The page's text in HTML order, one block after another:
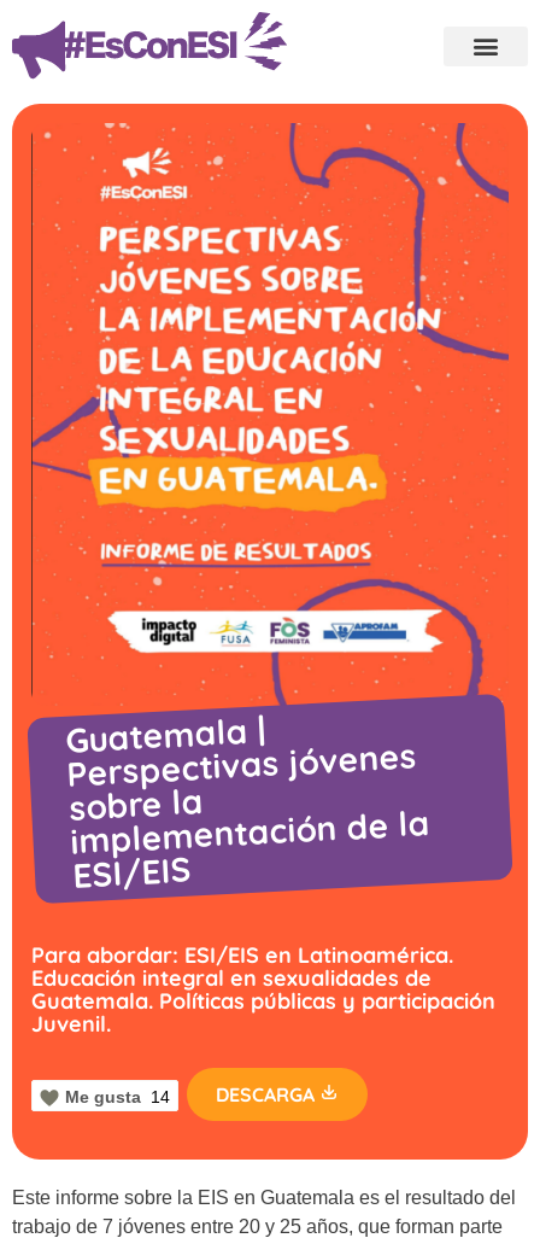
Guatemala |
Perspectivas jóvenes
sobre la
implementación de la
ESI/EIS
Para abordar: ESI/EIS en Latinoamérica.
Educación integral en sexualidades de
Guatemala. Políticas públicas y participación
Juvenil.
Me gusta 14 DESCARGA
Este informe sobre la EIS en Guatemala es el resultado del
trabajo de 7 jóvenes entre 20 y 25 años, que forman parte